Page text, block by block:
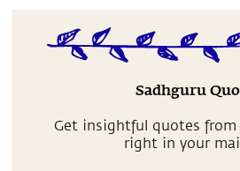
Sadhguru
Get insightful quotes from
right in your